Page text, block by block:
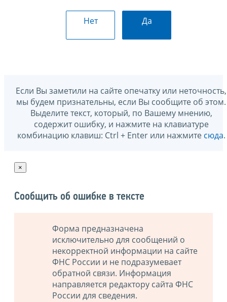
Нет Да
Если Вы заметили на сайте опечатку или неточность,
мы будем признательны, если Вы сообщите об этом.
Выделите текст, который, по Вашему мнению,
содержит ошибку, и нажмите на клавиатуре
комбинацию клавиш: Ctrl + Enter или нажмите сюда.
×
Сообщить об ошибке в тексте
Форма предназначена
исключительно для сообщений о
некорректной информации на сайте
ФНС России и не подразумевает
обратной связи. Информация
направляется редактору сайта ФНС
России для сведения.